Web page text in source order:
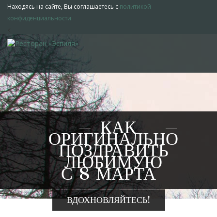
Находясь на сайте, Вы соглашаетесь с политикой
конфиденциальности
КАК
ОРИГИНАЛЬНО
ПОЗДРАВИТЬ
ЛЮБИМУЮ
С 8 МАРТА
ВДОХНОВЛЯЙТЕСЬ!